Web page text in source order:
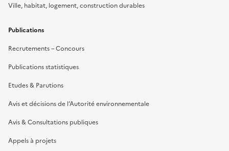
Ville, habitat, logement, construction durables
Publications
Recrutements – Concours
Publications statistiques
Etudes & Parutions
Avis et décisions de l’Autorité environnementale
Avis & Consultations publiques
Appels à projets